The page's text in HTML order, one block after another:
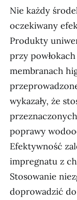
Nie każdy
oczekiwany
Produkty
przy
membranach
wykazały, że
poprawy
Efektywność
impregnatu z
Stosowanie
doprowadzić